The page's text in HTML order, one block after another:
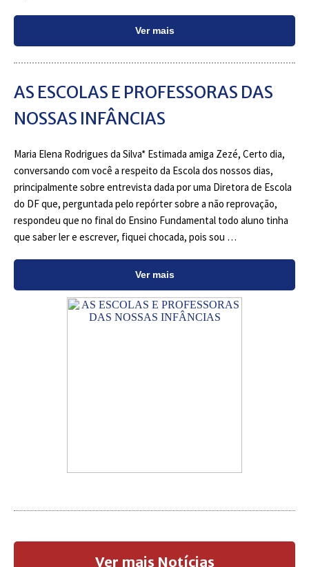
Ver mais
AS ESCOLAS E PROFESSORAS DAS
NOSSAS INFÂNCIAS
Maria Elena Rodrigues da Silva* Estimada amiga Zezé, Certo dia,
conversando com você a respeito da Escola dos nossos dias,
principalmente sobre entrevista dada por uma Diretora de Escola
do DF que, perguntada pelo repórter sobre a não reprovação,
respondeu que no final do Ensino Fundamental todo aluno tinha
que saber ler e escrever, fiquei chocada, pois sou …
Ver mais
Ver mais Notícias